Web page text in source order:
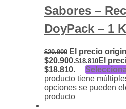
Sabores –
DoyPack – 1
$20.900 El precio
$20.900.$18.810 El
$18.810.
producto tiene
opciones se pueden
producto